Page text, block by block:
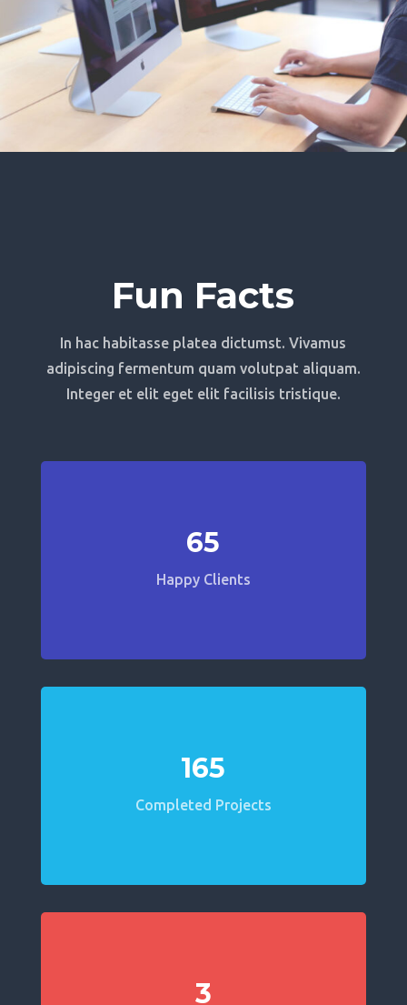
Fun Facts
In hac habitasse platea dictumst. Vivamus
adipiscing fermentum quam volutpat aliquam.
Integer et elit eget elit facilisis tristique.
65
Happy Clients
165
Completed Projects
3